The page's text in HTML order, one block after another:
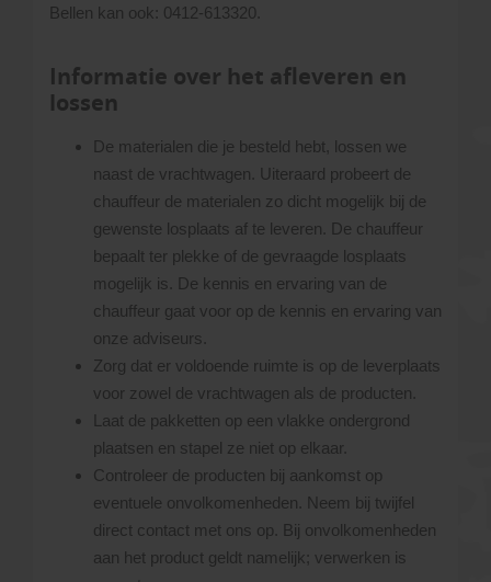
Bellen kan ook: 0412-613320.
Informatie over het afleveren en
lossen
De materialen die je besteld hebt, lossen we
naast de vrachtwagen. Uiteraard probeert de
chauffeur de materialen zo dicht mogelijk bij de
gewenste losplaats af te leveren. De chauffeur
bepaalt ter plekke of de gevraagde losplaats
mogelijk is. De kennis en ervaring van de
chauffeur gaat voor op de kennis en ervaring van
onze adviseurs.
Zorg dat er voldoende ruimte is op de leverplaats
voor zowel de vrachtwagen als de producten.
Laat de pakketten op een vlakke ondergrond
plaatsen en stapel ze niet op elkaar.
Controleer de producten bij aankomst op
eventuele onvolkomenheden. Neem bij twijfel
direct contact met ons op. Bij onvolkomenheden
aan het product geldt namelijk; verwerken is